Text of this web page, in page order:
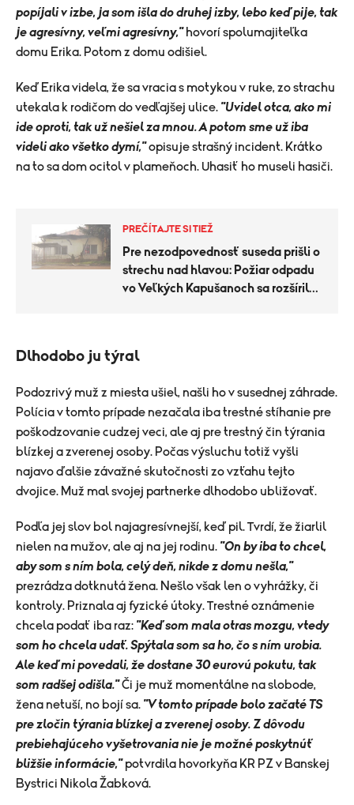
popíjali v izbe, ja som išla do druhej izby, lebo keď pije, tak
je agresívny, veľmi agresívny,"hovorí spolumajiteľka
domu Erika. Potom z domu odišiel.
Keď Erika videla, že sa vracia s motykou v ruke, zo strachu
utekala k rodičom do vedľajšej ulice. "Uvidel otca, ako mi
ide oproti, tak už nešiel za mnou. A potom sme už iba
videli ako všetko dymí,"opisuje strašný incident. Krátko
na to sa dom ocitol v plameňoch. Uhasiť ho museli hasiči.
PREČÍTAJTE SI TIEŽ
Pre nezodpovednosť suseda prišli o
strechu nad hlavou: Požiar odpadu
vo Veľkých Kapušanoch sa rozšíril
Dlhodobo ju týral
Podozrivý muž z miesta ušiel, našli ho v susednej záhrade.
Polícia v tomto prípade nezačala iba trestné stíhanie pre
poškodzovanie cudzej veci, ale aj pre trestný čin týrania
blízkej a zverenej osoby. Počas výsluchu totiž vyšli
najavo ďalšie závažné skutočnosti zo vzťahu tejto
dvojice. Muž mal svojej partnerke dlhodobo ubližovať.
Podľa jej slov bol najagresívnejší, keď pil. Tvrdí, že žiarlil
nielen na mužov, ale aj na jej rodinu. "On by iba to chcel,
aby som s ním bola, celý deň, nikde z domu nešla,"
prezrádza dotknutá žena. Nešlo však len o vyhrážky, či
kontroly. Priznala aj fyzické útoky. Trestné oznámenie
chcela podať iba raz: "Keď som mala otras mozgu, vtedy
som ho chcela udať. Spýtala som sa ho, čo s ním urobia.
Ale keď mi povedali, že dostane 30 eurovú pokutu, tak
som radšej odišla."Či je muž momentálne na slobode,
žena netuší, no bojí sa. "V tomto prípade bolo začaté TS
pre zločin týrania blízkej a zverenej osoby. Z dôvodu
prebiehajúceho vyšetrovania nie je možné poskytnúť
bližšie informácie,"potvrdila hovorkyňa KR PZ v Banskej
Bystrici Nikola Žabková.